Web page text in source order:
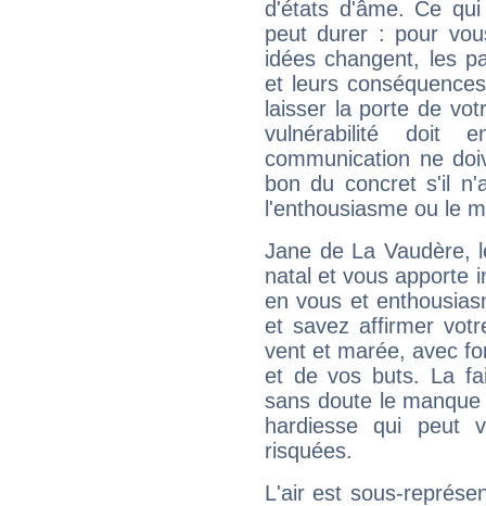
d'états d'âme. Ce
peut durer : pour
idées changent, les
et leurs
laisser la porte de
vulnérabilité doit
communication ne
bon du concret s'il
l'enthousiasme ou le
Jane de La Vaudère,
natal et vous apporte
en vous et
et savez affirmer
vent et marée, avec
et de vos buts. La
sans doute le
hardiesse qui peut
risquées.
L'air est sous-